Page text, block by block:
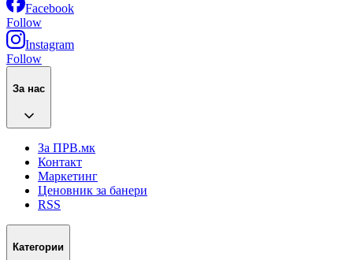
Facebook
Follow
Instagram
Follow
За нас
За ПРВ.мк
Контакт
Маркетинг
Ценовник за банери
RSS
Категории